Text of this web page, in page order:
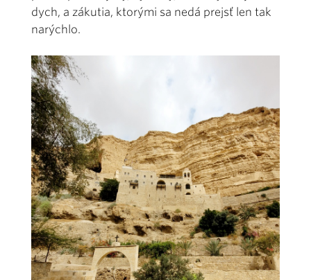
dych, a zákutia, ktorými sa nedá prejsť len tak
narýchlo.